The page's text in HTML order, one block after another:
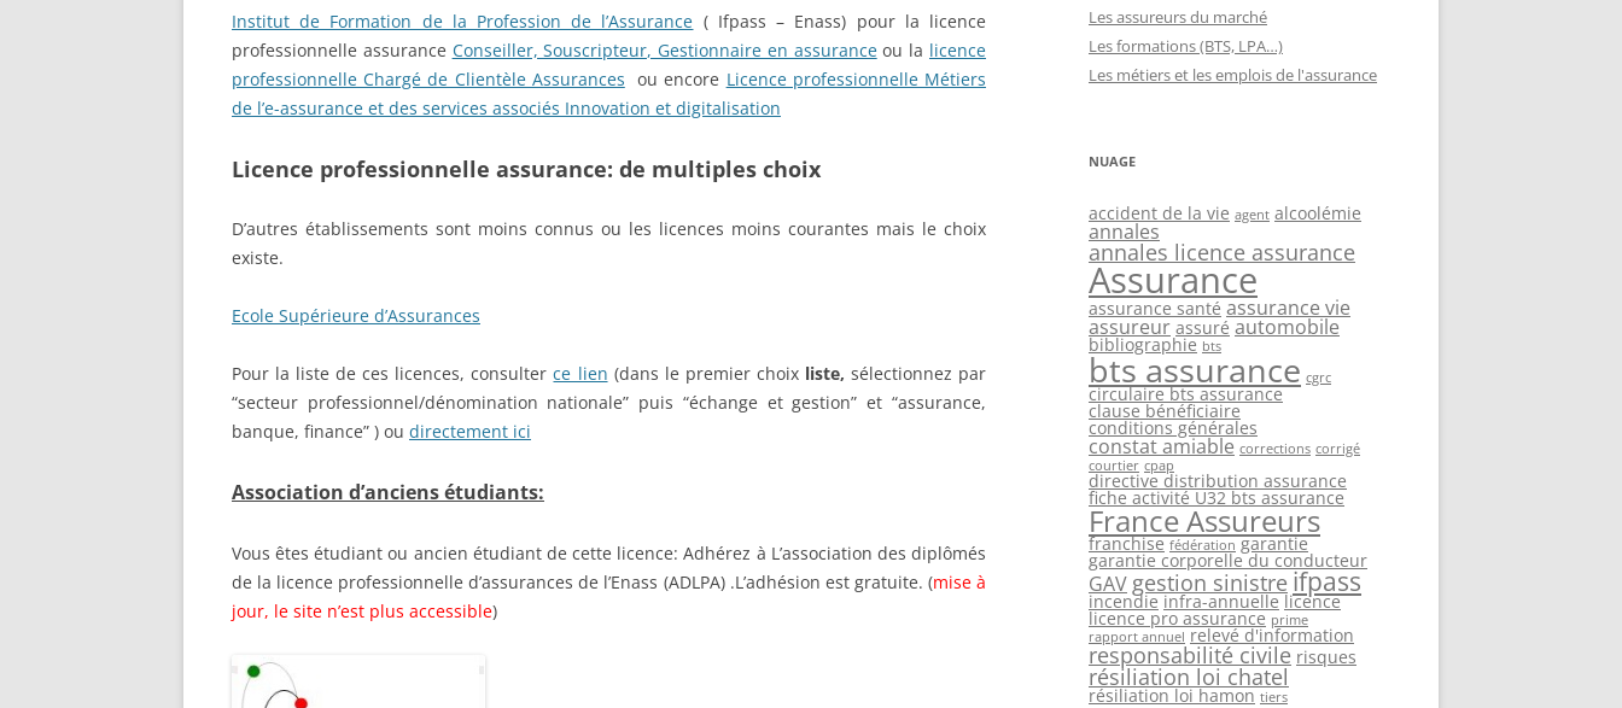
Institut de Formation de la Profession de l’Assurance ( Ifpass – Enass) pour la licence
professionnelle assurance Conseiller, Souscripteur, Gestionnaire en assuranceou la licence
professionnelle Chargé de Clientèle Assurances ou encore Licence professionnelle Métiers
de l’e-assurance et des services associés Innovation et digitalisation
Licence professionnelle assurance: de multiples choix
D’autres établissements sont moins connus ou les licences moins courantes mais le choix
existe.
Ecole Supérieure d’Assurances
Pour la liste de ces licences, consulterce lien (dans le premier choix liste, sélectionnez par
“secteur professionnel/dénomination nationale” puis “échange et gestion” et “assurance,
banque, finance” ) ou directement ici
Association d’anciens étudiants:
Vous êtes étudiant ou ancien étudiant de cette licence: Adhérez à L’association des diplômés
de la licence professionnelle d’assurances de l’Enass (ADLPA) .L’adhésion est gratuite. (mise à
jour, le site n’est plus accessible)
Les assureurs du marché
Les formations (BTS, LPA…)
Les métiers et les emplois de l'assurance
NUAGE
accident de la vie agent alcoolémie
annales
annales licence assurance
Assurance
assurance santé assurance vie
assureur assuré automobile
bibliographie bts
bts assurance cgrc
circulaire bts assurance
clause bénéficiaire
conditions générales
constat amiable corrections corrigé
courtier cpap
directive distribution assurance
fiche activité U32 bts assurance
France Assureurs
franchise fédération garantie
garantie corporelle du conducteur
GAV gestion sinistre ifpass
incendie infra-annuelle licence
licence pro assurance prime
rapport annuel relevé d'information
responsabilité civile risques
résiliation loi chatel
résiliation loi hamon tiers